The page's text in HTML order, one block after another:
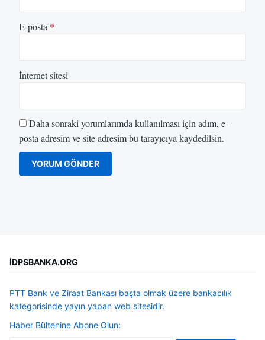
E-posta *
İnternet sitesi
Daha sonraki yorumlarımda kullanılması için adım, e-
posta adresim ve site adresim bu tarayıcıya kaydedilsin.
İDPSBANKA.ORG
PTT Bank ve Ziraat Bankası başta olmak üzere bankacılık
kategorisinde yayın yapan web sitesidir.
Haber Bültenine Abone Olun: